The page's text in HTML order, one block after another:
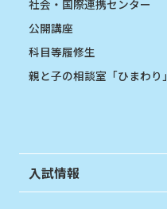
社会・国際連携センター
公開講座
科目等履修生
親と子の相談室「ひまわり」
入試情報